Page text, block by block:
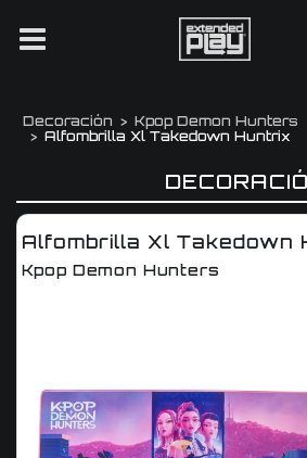
Decoración
Kpop Demon Hunters
Alfombrilla Xl Takedown Huntrix
Alfombrilla Xl Takedown
Kpop Demon Hunters